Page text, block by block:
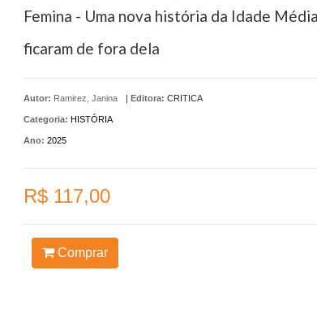
Femina - Uma nova história da Idade
ficaram de fora dela
Autor: Ramirez, Janina | Editora: CRITICA
Categoria: HISTÓRIA
Ano: 2025
R$ 117,00
Comprar